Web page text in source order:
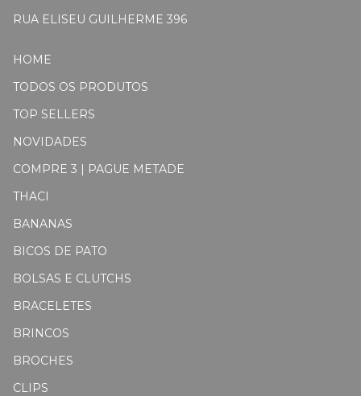
RUA ELISEU GUILHERME 396
HOME
TODOS OS PRODUTOS
TOP SELLERS
NOVIDADES
COMPRE 3 | PAGUE METADE
THACI
BANANAS
BICOS DE PATO
BOLSAS E CLUTCHS
BRACELETES
BRINCOS
BROCHES
CLIPS